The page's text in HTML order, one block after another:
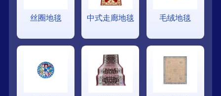
丝圈地毯 中式走廊地毯 毛绒地毯